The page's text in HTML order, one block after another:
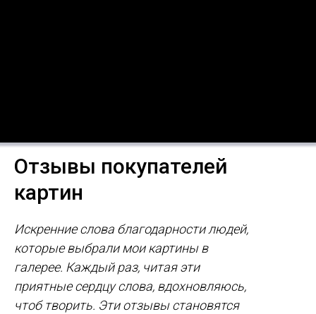
Отзывы покупателей
картин
Искренние слова благодарности людей,
которые выбрали мои картины в
галерее. Каждый раз, читая эти
приятные сердцу слова, вдохновляюсь,
чтоб творить. Эти отзывы становятся